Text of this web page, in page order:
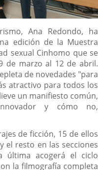
Ana Redondo, ha
edición de la Muestra
sexual Cinhomo que se
de marzo al 12 de abril.
de novedades "para
atractivo para todos los
un manifiesto común,
y cómo no,
de ficción, 15 de ellos
el resto en las secciones
última acogerá el ciclo
la filmografía completa